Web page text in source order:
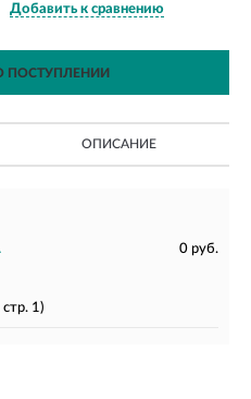
Добавить к сравнению
ПОСТУПЛЕНИИ
ОПИСАНИЕ
0 руб.
1)